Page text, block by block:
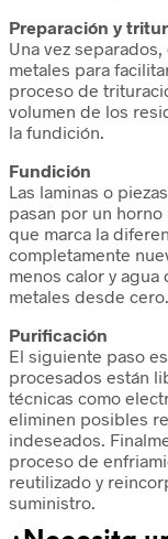
Preparación y
Una vez
metales para
proceso de
volumen de los
la fundición.
Fundición
Las laminas o
pasan por un
que marca la
completamente
menos calor y
metales desde cero.
Purificación
El siguiente paso
procesados están
técnicas como
eliminen posibles
indeseados.
proceso de
reutilizado y
suministro.